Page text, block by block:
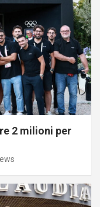
2 milioni per